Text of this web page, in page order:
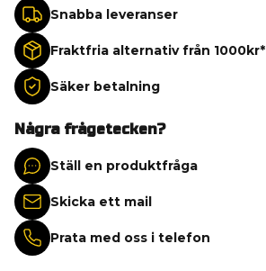
Snabba leveranser
Fraktfria alternativ från 1000kr*
Säker betalning
Några frågetecken?
Ställ en produktfråga
Skicka ett mail
Prata med oss i telefon